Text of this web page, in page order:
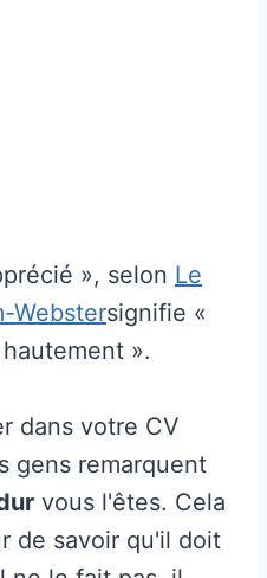
», selon Le
Webstersignifie «
».
dans votre CV
gens remarquent
vous l'êtes. Cela
de savoir qu'il doit